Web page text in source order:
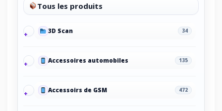
Tous les produits
3D Scan 34
Accessoires automobiles 135
Accessoirs de GSM 472